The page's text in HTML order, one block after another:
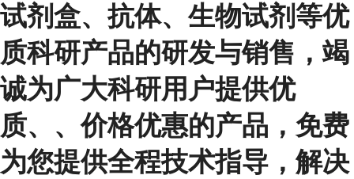
试剂盒、抗体、生物试剂等优
质科研产品的研发与销售，竭
诚为广大科研用户提供优
质、、价格优惠的产品，免费
为您提供全程技术指导，解决